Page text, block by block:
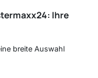
Ihre
breite Auswahl